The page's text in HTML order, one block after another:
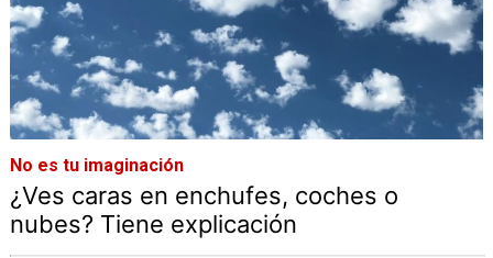
No es tu imaginación
¿Ves caras en enchufes, coches o
nubes? Tiene explicación